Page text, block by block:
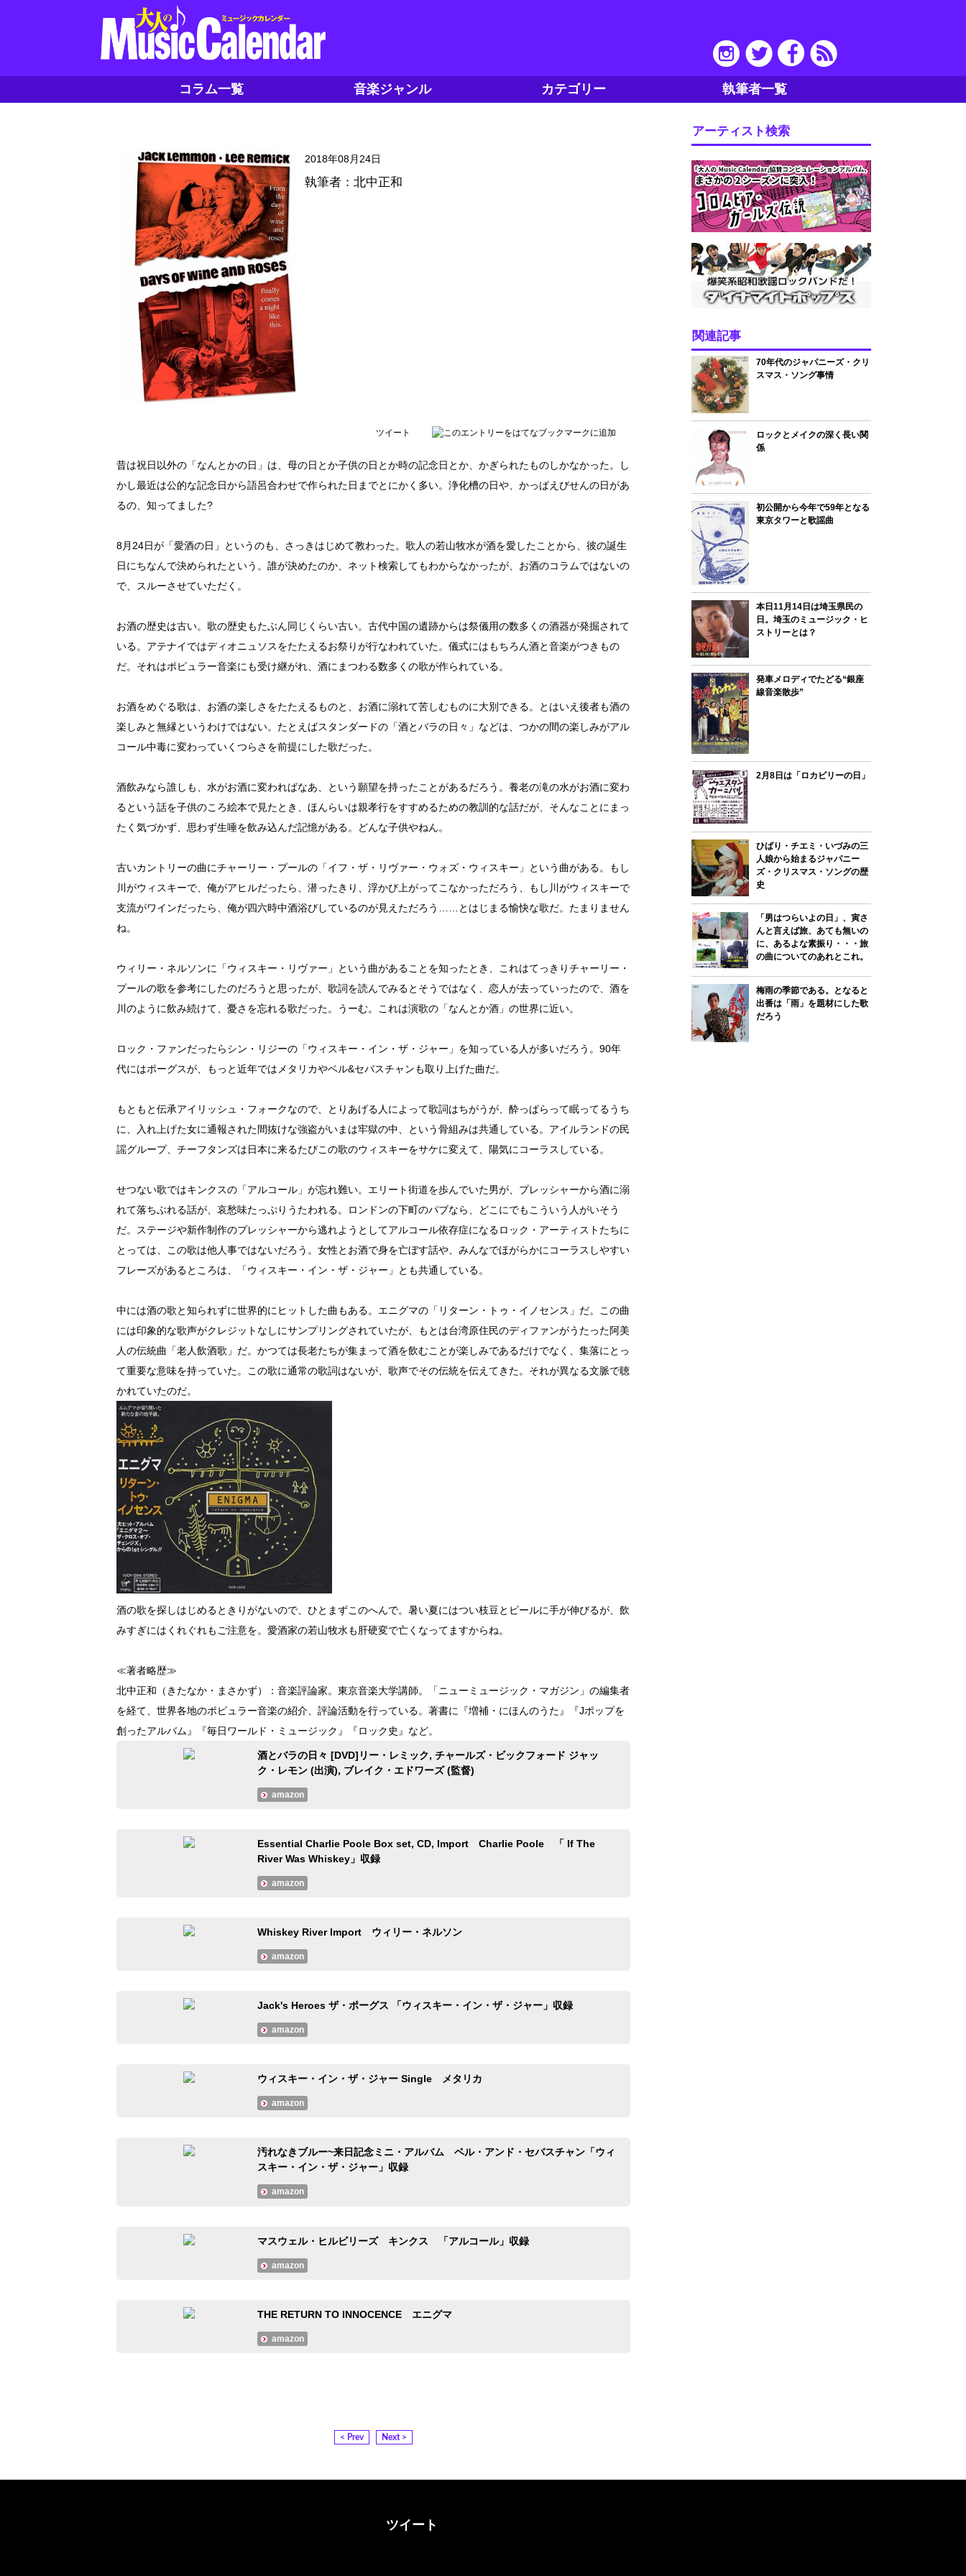
コラム一覧 音楽ジャンル カテゴリー 執筆者一覧
2018年08月24日
執筆者：北中正和
ツイート
昔は祝日以外の「なんとかの日」は、母の日とか子供の日とか時の記念日とか、かぎられたものしかなかった。し
かし最近は公的な記念日から語呂合わせで作られた日までとにかく多い。浄化槽の日や、かっぱえびせんの日があ
るの、知ってました?
8月24日が「愛酒の日」というのも、さっきはじめて教わった。歌人の若山牧水が酒を愛したことから、彼の誕生
日にちなんで決められたという。誰が決めたのか、ネット検索してもわからなかったが、お酒のコラムではないの
で、スルーさせていただく。
お酒の歴史は古い。歌の歴史もたぶん同じくらい古い。古代中国の遺跡からは祭儀用の数多くの酒器が発掘されて
いる。アテナイではディオニュソスをたたえるお祭りが行なわれていた。儀式にはもちろん酒と音楽がつきもの
だ。それはポピュラー音楽にも受け継がれ、酒にまつわる数多くの歌が作られている。
お酒をめぐる歌は、お酒の楽しさをたたえるものと、お酒に溺れて苦しむものに大別できる。とはいえ後者も酒の
楽しみと無縁というわけではない。たとえばスタンダードの「酒とバラの日々」などは、つかの間の楽しみがアル
コール中毒に変わっていくつらさを前提にした歌だった。
酒飲みなら誰しも、水がお酒に変わればなあ、という願望を持ったことがあるだろう。養老の滝の水がお酒に変わ
るという話を子供のころ絵本で見たとき、ほんらいは親孝行をすすめるための教訓的な話だが、そんなことにまっ
たく気づかず、思わず生唾を飲み込んだ記憶がある。どんな子供やねん。
古いカントリーの曲にチャーリー・プールの「イフ・ザ・リヴァー・ウォズ・ウィスキー」という曲がある。もし
川がウィスキーで、俺がアヒルだったら、潜ったきり、浮かび上がってこなかっただろう、もし川がウィスキーで
支流がワインだったら、俺が四六時中酒浴びしているのが見えただろう……とはじまる愉快な歌だ。たまりません
ね。
ウィリー・ネルソンに「ウィスキー・リヴァー」という曲があることを知ったとき、これはてっきりチャーリー・
プールの歌を参考にしたのだろうと思ったが、歌詞を読んでみるとそうではなく、恋人が去っていったので、酒を
川のように飲み続けて、憂さを忘れる歌だった。うーむ。これは演歌の「なんとか酒」の世界に近い。
ロック・ファンだったらシン・リジーの「ウィスキー・イン・ザ・ジャー」を知っている人が多いだろう。90年
代にはポーグスが、もっと近年ではメタリカやベル&セバスチャンも取り上げた曲だ。
もともと伝承アイリッシュ・フォークなので、とりあげる人によって歌詞はちがうが、酔っぱらって眠ってるうち
に、入れ上げた女に通報された間抜けな強盗がいまは牢獄の中、という骨組みは共通している。アイルランドの民
謡グループ、チーフタンズは日本に来るたびこの歌のウィスキーをサケに変えて、陽気にコーラスしている。
せつない歌ではキンクスの「アルコール」が忘れ難い。エリート街道を歩んでいた男が、プレッシャーから酒に溺
れて落ちぶれる話が、哀愁味たっぷりうたわれる。ロンドンの下町のパブなら、どこにでもこういう人がいそう
だ。ステージや新作制作のプレッシャーから逃れようとしてアルコール依存症になるロック・アーティストたちに
とっては、この歌は他人事ではないだろう。女性とお酒で身を亡ぼす話や、みんなでほがらかにコーラスしやすい
フレーズがあるところは、「ウィスキー・イン・ザ・ジャー」とも共通している。
中には酒の歌と知られずに世界的にヒットした曲もある。エニグマの「リターン・トゥ・イノセンス」だ。この曲
には印象的な歌声がクレジットなしにサンプリングされていたが、もとは台湾原住民のディファンがうたった阿美
人の伝統曲「老人飲酒歌」だ。かつては長老たちが集まって酒を飲むことが楽しみであるだけでなく、集落にとっ
て重要な意味を持っていた。この歌に通常の歌詞はないが、歌声でその伝統を伝えてきた。それが異なる文脈で聴
かれていたのだ。
酒の歌を探しはじめるときりがないので、ひとまずこのへんで。暑い夏にはつい枝豆とビールに手が伸びるが、飲
みすぎにはくれぐれもご注意を。愛酒家の若山牧水も肝硬変で亡くなってますからね。
≪著者略歴≫
北中正和（きたなか・まさかず）：音楽評論家。東京音楽大学講師。「ニューミュージック・マガジン」の編集者
を経て、世界各地のポピュラー音楽の紹介、評論活動を行っている。著書に『増補・にほんのうた』『Jポップを
創ったアルバム』『毎日ワールド・ミュージック』『ロック史』など。
酒とバラの日々 [DVD]リー・レミック, チャールズ・ビックフォード ジャッ
ク・レモン (出演), ブレイク・エドワーズ (監督)
amazon
Essential Charlie Poole Box set, CD, Import Charlie Poole 「 If The
River Was Whiskey」収録
amazon
Whiskey River Import ウィリー・ネルソン
amazon
Jack's Heroes ザ・ポーグス 「ウィスキー・イン・ザ・ジャー」収録
amazon
ウィスキー・イン・ザ・ジャー Single メタリカ
amazon
汚れなきブルー~来日記念ミニ・アルバム ベル・アンド・セバスチャン「ウィ
スキー・イン・ザ・ジャー」収録
amazon
マスウェル・ヒルビリーズ キンクス 「アルコール」収録
amazon
THE RETURN TO INNOCENCE エニグマ
amazon
< Prev Next >
アーティスト検索
関連記事
70年代のジャパニーズ・クリ
スマス・ソング事情
ロックとメイクの深く長い関
係
初公開から今年で59年となる
東京タワーと歌謡曲
本日11月14日は埼玉県民の
日。埼玉のミュージック・ヒ
ストリーとは？
発車メロディでたどる“銀座
線音楽散歩”
2月8日は「ロカビリーの日」
ひばり・チエミ・いづみの三
人娘から始まるジャパニー
ズ・クリスマス・ソングの歴
史
「男はつらいよの日」、寅さ
んと言えば旅、あても無いの
に、あるよな素振り・・・旅
の曲についてのあれとこれ。
梅雨の季節である。となると
出番は「雨」を題材にした歌
だろう
ツイート